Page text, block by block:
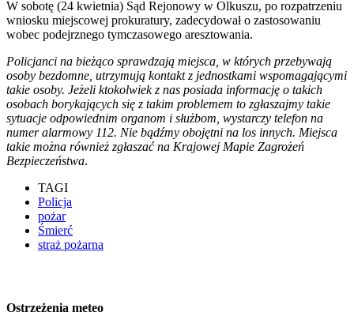
W sobotę (24 kwietnia) Sąd Rejonowy w Olkuszu, po rozpatrzeniu
wniosku miejscowej prokuratury, zadecydował o zastosowaniu
wobec podejrznego tymczasowego aresztowania.
Policjanci na bieżąco sprawdzają miejsca, w których przebywają
osoby bezdomne, utrzymują kontakt z jednostkami wspomagającymi
takie osoby. Jeżeli ktokolwiek z nas posiada informację o takich
osobach borykających się z takim problemem to zgłaszajmy takie
sytuacje odpowiednim organom i służbom, wystarczy telefon na
numer alarmowy 112. Nie bądźmy obojętni na los innych. Miejsca
takie można również zgłaszać na Krajowej Mapie Zagrożeń
Bezpieczeństwa.
TAGI
Policja
pożar
Śmierć
straż pożarna
Ostrzeżenia meteo